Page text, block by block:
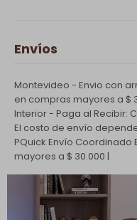
Envíos
Montevideo - Envio con
en compras mayores a $
Interior - Paga al Recibir:
El costo de envío
PQuick Envío Coordinado
mayores a $ 30.000 |
Cambios y